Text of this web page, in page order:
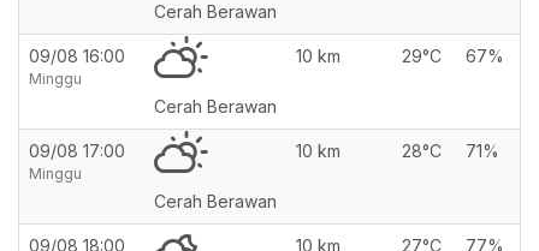
Cerah Berawan
09/08 16:00
Minggu
Cerah Berawan
10 km 29°C 67%
09/08 17:00
Minggu
Cerah Berawan
10 km 28°C 71%
09/08 18:00 10 km 27°C 77%